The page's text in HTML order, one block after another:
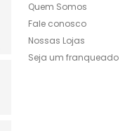
Quem Somos
Fale conosco
Nossas Lojas
Seja um franqueado